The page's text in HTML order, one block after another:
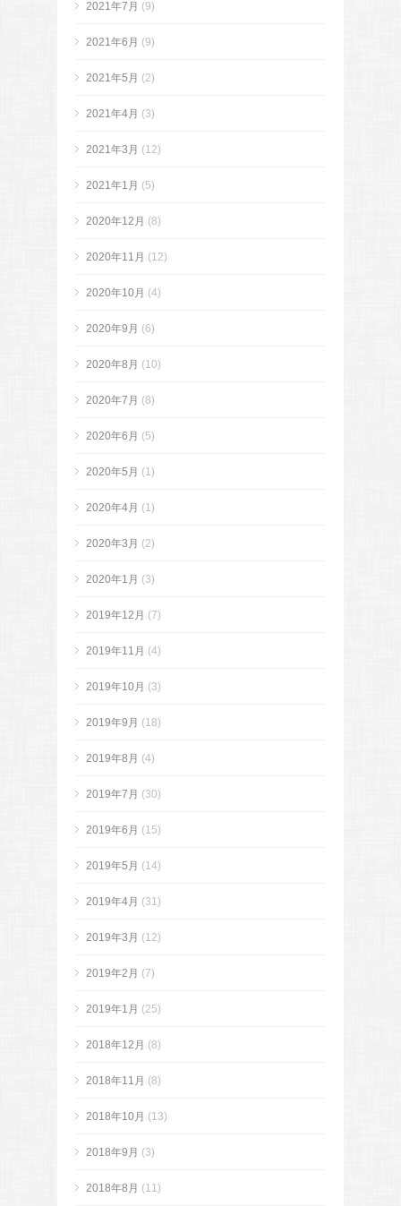
2021年7月 (9)
2021年6月 (9)
2021年5月 (2)
2021年4月 (3)
2021年3月 (12)
2021年1月 (5)
2020年12月 (8)
2020年11月 (12)
2020年10月 (4)
2020年9月 (6)
2020年8月 (10)
2020年7月 (8)
2020年6月 (5)
2020年5月 (1)
2020年4月 (1)
2020年3月 (2)
2020年1月 (3)
2019年12月 (7)
2019年11月 (4)
2019年10月 (3)
2019年9月 (18)
2019年8月 (4)
2019年7月 (30)
2019年6月 (15)
2019年5月 (14)
2019年4月 (31)
2019年3月 (12)
2019年2月 (7)
2019年1月 (25)
2018年12月 (8)
2018年11月 (8)
2018年10月 (13)
2018年9月 (3)
2018年8月 (11)